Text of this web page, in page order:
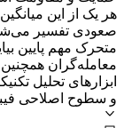
هر یک از این
صعودی تفسیر
متحرک مهم پایین
و سطوح اصلاحی